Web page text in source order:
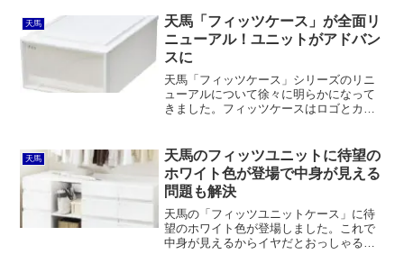
よー。
天馬
天馬「フィッツケース」が全面リ
ニューアル！ユニットがアドバン
スに
天馬「フィッツケース」シリーズのリニ
ューアルについて徐々に明らかになって
きました。フィッツケースはロゴとカラ
更に加え、引出前板に上から手を差し入
れることができるように改良されていま
す。
天馬
天馬のフィッツユニットに待望の
ホワイト色が登場で中身が見える
問題も解決
天馬の「フィッツユニットケース」に待
望のホワイト色が登場しました。これで
中身が見えるからイヤだとおっしゃる方